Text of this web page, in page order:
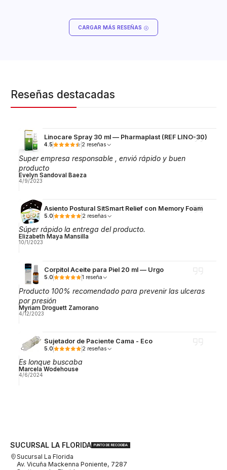
CARGAR MÁS RESEÑAS
Reseñas destacadas
Linocare Spray 30 ml — Pharmaplast (REF LINO-30)
4.5 2 reseñas
Super empresa responsable , envió rápido y buen
producto
Evelyn Sandoval Baeza
4/9/2023
Asiento Postural SitSmart Relief con Memory Foam
5.0 2 reseñas
Súper rápido la entrega del producto.
Elizabeth Maya Mansilla
10/1/2023
Corpitol Aceite para Piel 20 ml — Urgo
5.0 1 reseña
Producto 100% recomendado para prevenir las ulceras
por presión
Myriam Droguett Zamorano
4/12/2023
Sujetador de Paciente Cama - Eco
5.0 2 reseñas
Es lonque buscaba
Marcela Wodehouse
4/6/2024
SUCURSAL LA FLORIDA PUNTO DE RECOGIDA
Sucursal La Florida
Av. Vicuña Mackenna Poniente, 7287